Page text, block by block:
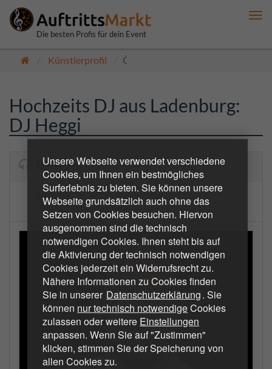
Unsere Webseite verwendet verschiedene
Cookies, um Ihnen ein bestmögliches
Surferlebnis zu bieten. Sie können unsere
Webseite grundsätzlich auch ohne das
Setzen von Cookies besuchen. Hiervon
ausgenommen sind die technisch
notwendigen Cookies. Ihnen steht bis auf
die Aktivierung der technisch notwendigen
Cookies jederzeit ein Widerrufsrecht zu.
Nähere Informationen zu Cookies finden
Sie in unserer Datenschutzerklärung. Sie
können nur technisch notwendigeCookies
zulassen oder weitere Einstellungen
anpassen. Wenn Sie auf "Zustimmen"
klicken, stimmen Sie der Speicherung von
allen Cookies zu.
Die besten Profis für dein Event
Künstlerprofil Öffentlich
Hochzeits DJ aus Ladenburg:
DJ Heggi
DJ Heggi
4.8
4 Bewertungen
(5 bestätigte Buchungen)